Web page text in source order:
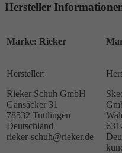
Hersteller
Marke: Rieker
Hersteller:
Rieker Schuh GmbH
Gänsäcker 31
78532 Tuttlingen
Deutschland
rieker-schuh@rieker.de